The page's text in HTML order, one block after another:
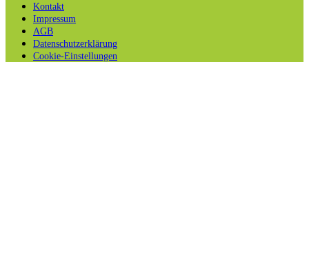
Kontakt
Impressum
AGB
Datenschutzerklärung
Cookie-Einstellungen